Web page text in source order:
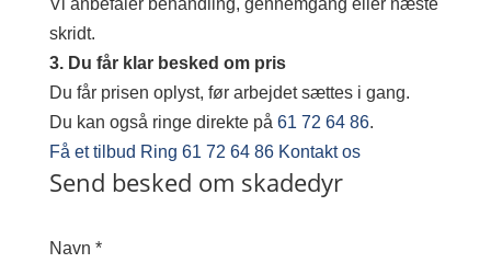
skridt.
3. Du får klar besked om pris
Du får prisen oplyst, før arbejdet sættes i gang.
Du kan også ringe direkte på 61 72 64 86.
Få et tilbud Ring 61 72 64 86 Kontakt os
Send besked om skadedyr
Navn *